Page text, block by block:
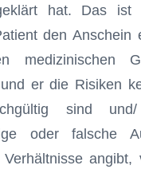
hat. Das ist
den Anschein
er die Risiken
sind
oder falsche
Verhältnisse